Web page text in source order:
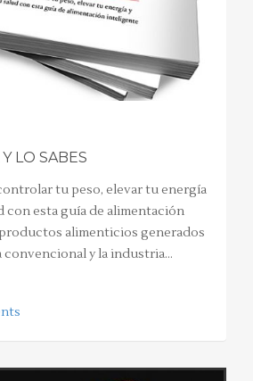
LO SABES
tu peso, elevar tu energía
con esta guía de alimentación
alimenticios generados
y la industria…